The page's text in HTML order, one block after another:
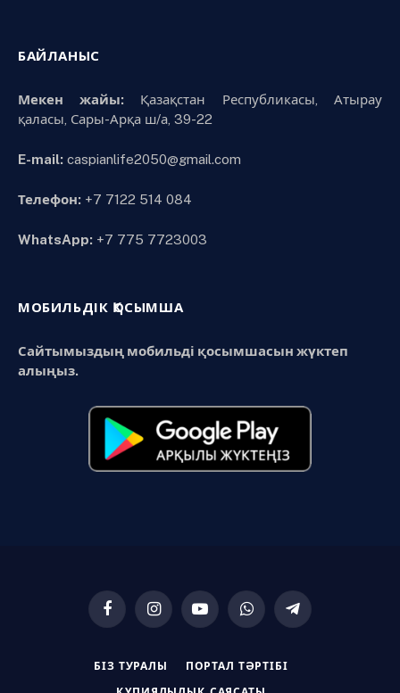
БАЙЛАНЫС
Мекен жайы:Қазақстан Республикасы, Атырау
қаласы, Сары-Арқа ш/а, 39-22
E-mail: caspianlife2050@gmail.com
Телефон: +7 7122 514 084
WhatsApp: +7 775 7723003
МОБИЛЬДІК ҚОСЫМША
Сайтымыздың мобильді қосымшасын жүктеп
алыңыз.
FacebookInstagramYouTubeWhatsAppTelegram
БІЗ ТУРАЛЫ ПОРТАЛ ТӘРТІБІ